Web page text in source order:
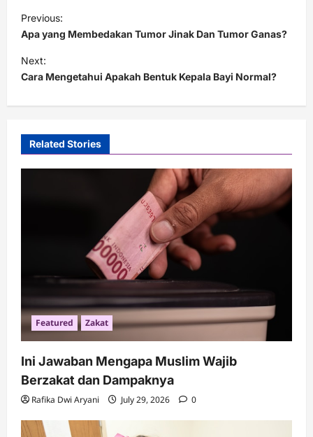
P
o
s
t
v
Previous:
Apa yang Membedakan Tumor Jinak Dan Tumor Ganas?
Next:
Cara Mengetahui Apakah Bentuk Kepala Bayi Normal?
Related Stories
Featured Zakat
Ini Jawaban Mengapa Muslim Wajib
Berzakat dan Dampaknya
Rafika Dwi Aryani July 29, 2026 0